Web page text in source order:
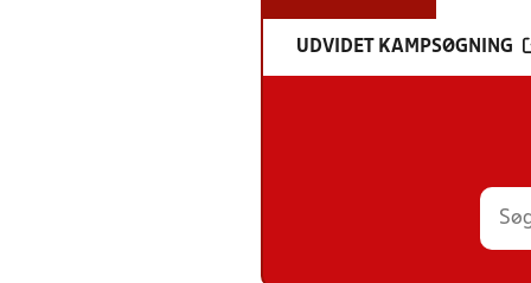
UDVIDET KAMPSØGNING